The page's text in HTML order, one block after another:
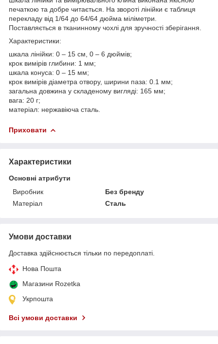
печаткою та добре читається. На звороті лінійки є таблиця
перекладу від 1/64 до 64/64 дюйма міліметри.
Поставляється в тканинному чохлі для зручності зберігання.
Характеристики:
шкала лінійки: 0 – 15 см, 0 – 6 дюймів;
крок вимірів глибини: 1 мм;
шкала конуса: 0 – 15 мм;
крок вимірів діаметра отвору, ширини паза: 0.1 мм;
загальна довжина у складеному вигляді: 165 мм;
вага: 20 г;
матеріал: нержавіюча сталь.
Приховати
Характеристики
Основні атрибути
Виробник
Без бренду
Матеріал
Сталь
Умови доставки
Доставка здійснюється тільки по передоплаті.
Нова Пошта
Магазини Rozetka
Укрпошта
Всі умови доставки